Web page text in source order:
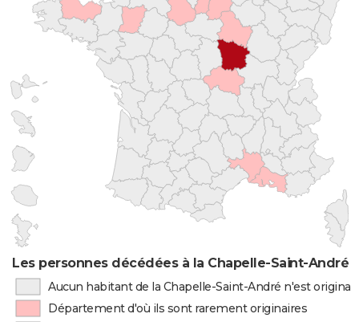
Les personnes décédées à la Chapelle-Saint-André
Aucun habitant de la Chapelle-Saint-André n'est
Département d'où ils sont rarement originaires